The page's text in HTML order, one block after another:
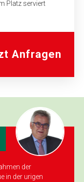
Platz serviert
mit genauem
Anfragen
der
in der urigen